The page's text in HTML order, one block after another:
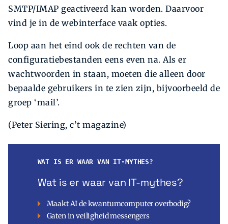
SMTP/IMAP geactiveerd kan worden. Daarvoor
vind je in de webinterface vaak opties.
Loop aan het eind ook de rechten van de
configuratiebestanden eens even na. Als er
wachtwoorden in staan, moeten die alleen door
bepaalde gebruikers in te zien zijn, bijvoorbeeld de
groep ‘mail’.
(Peter Siering, c’t magazine)
WAT IS ER WAAR VAN IT-MYTHES?
Wat is er waar van IT-mythes?
Maakt AI de kwantumcomputer overbodig?
Gaten in veiligheid messengers